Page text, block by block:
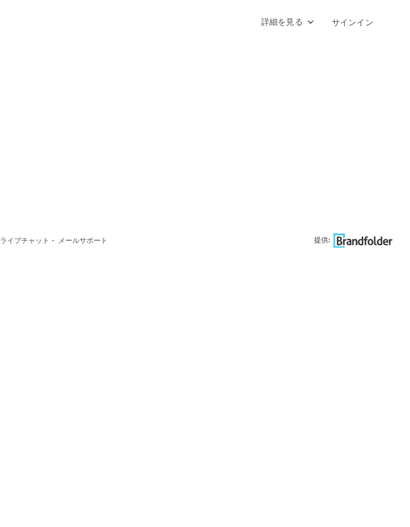
詳細を見る サインイン
ライブチャット · メールサポート 提供: